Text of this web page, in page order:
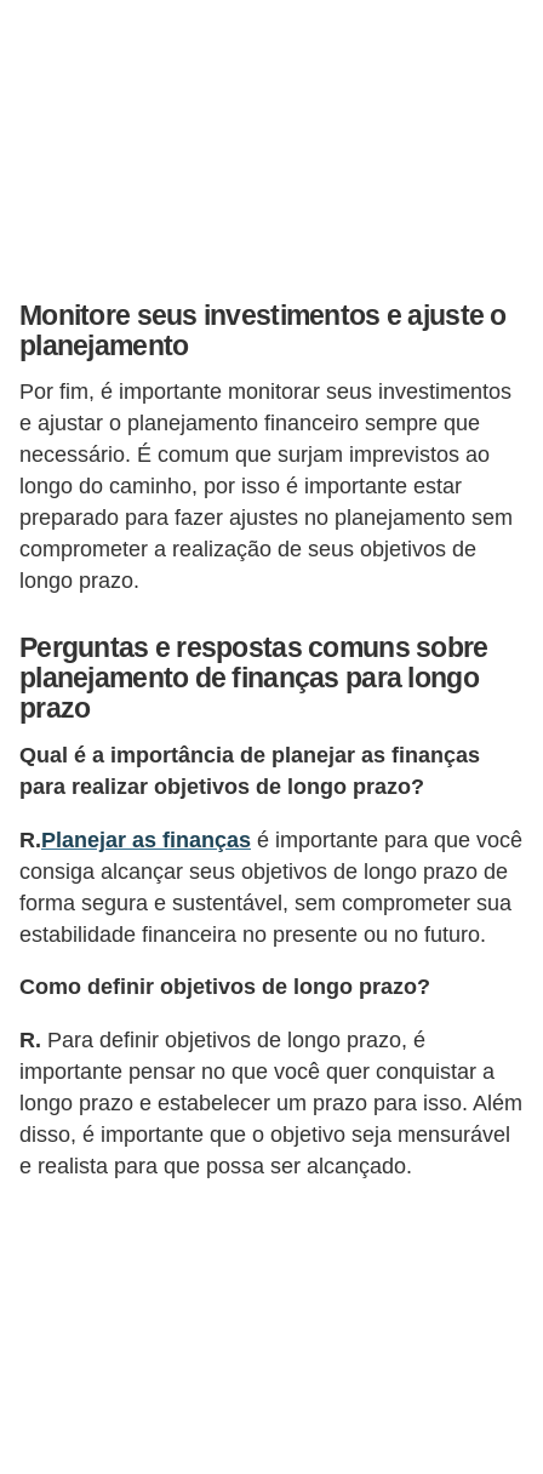
Monitore seus investimentos e ajuste o
planejamento
Por fim, é importante monitorar seus investimentos
e ajustar o planejamento financeiro sempre que
necessário. É comum que surjam imprevistos ao
longo do caminho, por isso é importante estar
preparado para fazer ajustes no planejamento sem
comprometer a realização de seus objetivos de
longo prazo.
Perguntas e respostas comuns sobre
planejamento de finanças para longo
prazo
Qual é a importância de planejar as finanças
para realizar objetivos de longo prazo?
R.Planejar as finanças é importante para que você
consiga alcançar seus objetivos de longo prazo de
forma segura e sustentável, sem comprometer sua
estabilidade financeira no presente ou no futuro.
Como definir objetivos de longo prazo?
R. Para definir objetivos de longo prazo, é
importante pensar no que você quer conquistar a
longo prazo e estabelecer um prazo para isso. Além
disso, é importante que o objetivo seja mensurável
e realista para que possa ser alcançado.
t
i
m
o
s
e
f
i
n
a
n
c
i
a
e
t
s
F
o
r
m